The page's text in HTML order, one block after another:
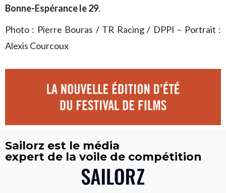
Bonne-Espérance le 29.
Photo : Pierre Bouras / TR Racing / DPPI – Portrait :
Alexis Courcoux
Sailorz est le média
expert de la voile de compétition